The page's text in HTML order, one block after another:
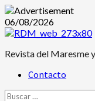
Saltar
al
06/08/2026
Revista del Maresme
Menú Contacto
Buscar: